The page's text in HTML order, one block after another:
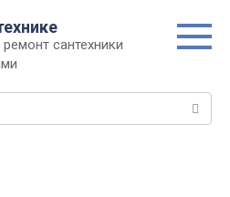
сантехники